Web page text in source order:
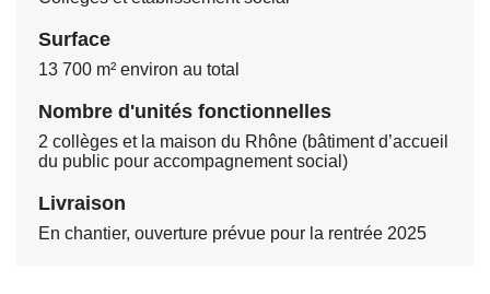
Surface
13 700 m² environ au total
Nombre d'unités fonctionnelles
2 collèges et la maison du Rhône (bâtiment d’accueil
du public pour accompagnement social)
Livraison
En chantier, ouverture prévue pour la rentrée 2025